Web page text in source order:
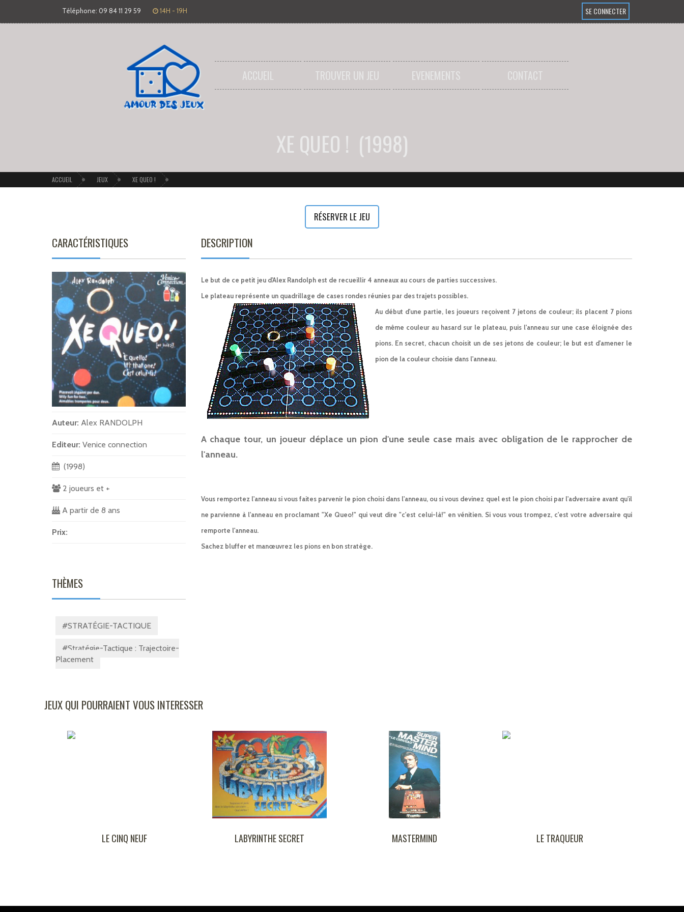
Téléphone: 09 84 11 29 59 14H - 19H SE CONNECTER
ACCUEIL TROUVER UN JEU EVENEMENTS CONTACT
XE QUEO ! (1998)
ACCUEIL JEUX XE QUEO !
RÉSERVER LE JEU
CARACTÉRISTIQUES
Auteur: Alex RANDOLPH
Editeur: Venice connection
(1998)
2 joueurs et +
A partir de 8 ans
Prix:
THÈMES
#STRATÉGIE-TACTIQUE
#Stratégie-Tactique : Trajectoire-
Placement
DESCRIPTION
Le but de ce petit jeu d'Alex Randolph est de recueillir 4 anneaux au cours de parties successives.
Le plateau représente un quadrillage de cases rondes réunies par des trajets possibles.
Au début d'une partie, les joueurs reçoivent 7 jetons de couleur; ils placent 7 pions
de même couleur au hasard sur le plateau, puis l'anneau sur une case éloignée des
pions. En secret, chacun choisit un de ses jetons de couleur; le but est d'amener le
pion de la couleur choisie dans l'anneau.
A chaque tour, un joueur déplace un pion d'une seule case mais avec obligation de le rapprocher de
l'anneau.
Vous remportez l'anneau si vous faites parvenir le pion choisi dans l'anneau, ou si vous devinez quel est le pion choisi par l'adversaire avant qu'il
ne parvienne à l'anneau en proclamant "Xe Queo!" qui veut dire "c'est celui-là!" en vénitien. Si vous vous trompez, c'est votre adversaire qui
remporte l'anneau.
Sachez bluffer et manœuvrez les pions en bon stratège.
JEUX QUI POURRAIENT VOUS INTERESSER
LE CINQ NEUF LABYRINTHE SECRET MASTERMIND LE TRAQUEUR